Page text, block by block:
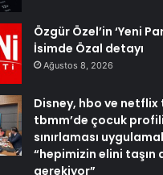
Özgür Özel’in ‘Yeni
İsimde Özal detayı
Ağustos 8, 2026
Disney, hbo ve
tbmm’de çocuk
sınırlaması
“hepimizin elini taşın
gerekiyor”